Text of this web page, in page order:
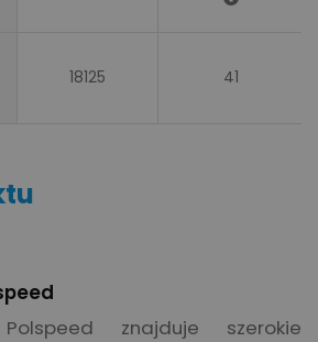
18125 41
znajduje szerokie